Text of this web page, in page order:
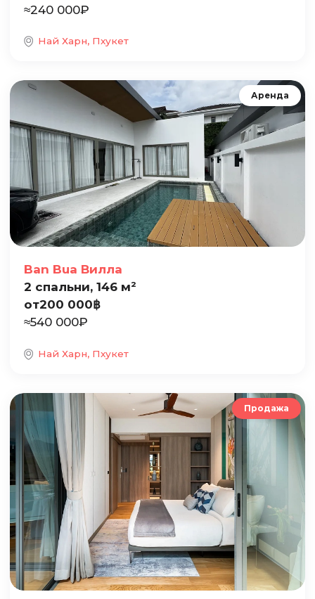
≈240 000₽
Най Харн, Пхукет
Аренда
Ban Bua Вилла
2 спальни, 146 м²
от200 000฿
≈540 000₽
Най Харн, Пхукет
Продажа